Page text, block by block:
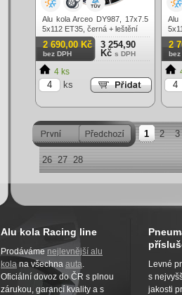
Alu kola Arceo DY987, 17x7.5
5x112 ET35, černá + leštění
2 690,00 Kč
bez DPH
3 254,90
Kč s DPH
4 ks
ks
Alu
2
bez
1 2 3
26 27 28
Alu kola Racing line
Prodáváme nejlevnější alu
kola na všechna auta.
Oficiální dovoz do ČR s plnou
zárukou, garancí kvality a s
Levné
s
jakosti